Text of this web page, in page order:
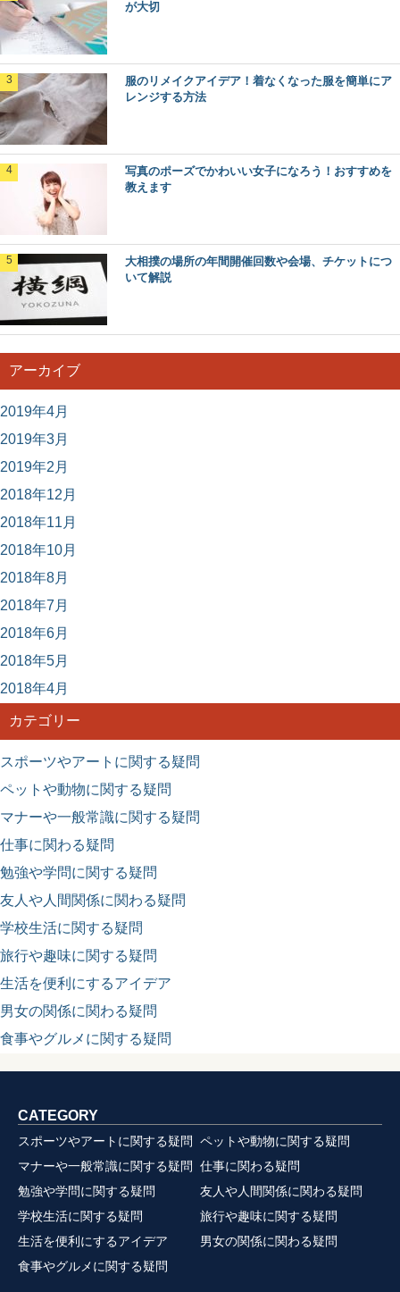
勉強をしたらいいのでしょう。 では、中1の...
学校の課題で美術の作品に関するレポートを提出するの
は、美術学校あるあるですよね。 しかし、ある程度...
が大切
服のリメイクアイデア！着なくなった服を簡単にア
レンジする方法
写真のポーズでかわいい女子になろう！おすすめを
教えます
大相撲の場所の年間開催回数や会場、チケットにつ
いて解説
アーカイブ
2019年4月
2019年3月
2019年2月
2018年12月
2018年11月
2018年10月
2018年8月
2018年7月
2018年6月
2018年5月
2018年4月
カテゴリー
スポーツやアートに関する疑問
ペットや動物に関する疑問
マナーや一般常識に関する疑問
仕事に関わる疑問
勉強や学問に関する疑問
友人や人間関係に関わる疑問
学校生活に関する疑問
旅行や趣味に関する疑問
生活を便利にするアイデア
男女の関係に関わる疑問
食事やグルメに関する疑問
CATEGORY
スポーツやアートに関する疑問
ペットや動物に関する疑問
マナーや一般常識に関する疑問
仕事に関わる疑問
勉強や学問に関する疑問
友人や人間関係に関わる疑問
学校生活に関する疑問
旅行や趣味に関する疑問
生活を便利にするアイデア
男女の関係に関わる疑問
食事やグルメに関する疑問